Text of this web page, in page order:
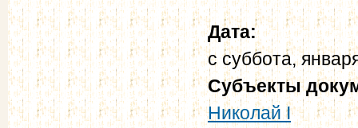
Дата:
ссуббота,
Субъекты
Николай I